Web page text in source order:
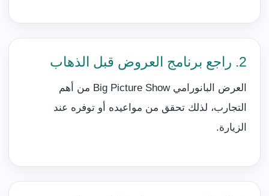
2. راجع برنامج العروض قبل الذهاب
العرض البانورامي Big Picture Show من أهم
التجارب، لذلك تحقق من مواعيده أو توفره عند
الزيارة.